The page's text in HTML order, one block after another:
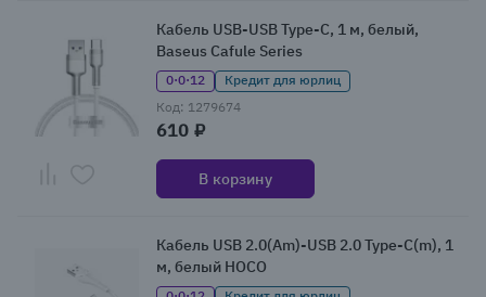
Кабель USB-USB Type-C, 1 м, белый,
Baseus Cafule Series
0·0·12
Кредит для юрлиц
Код: 1279674
610 ₽
В корзину
Кабель USB 2.0(Am)-USB 2.0 Type-C(m), 1
м, белый HOCO